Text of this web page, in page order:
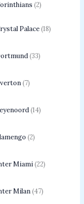
2
Palace 18
33
7
14
2
Miami 22
Milan 47